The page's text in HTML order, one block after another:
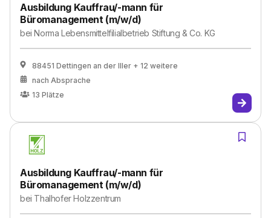
Ausbildung Kauffrau/-mann für
Büromanagement (m/w/d)
beiNorma Lebensmittelfilialbetrieb Stiftung & Co. KG
88451 Dettingen an der Iller + 12 weitere
nach Absprache
13 Plätze
Ausbildung Kauffrau/-mann für
Büromanagement (m/w/d)
bei Thalhofer Holzzentrum